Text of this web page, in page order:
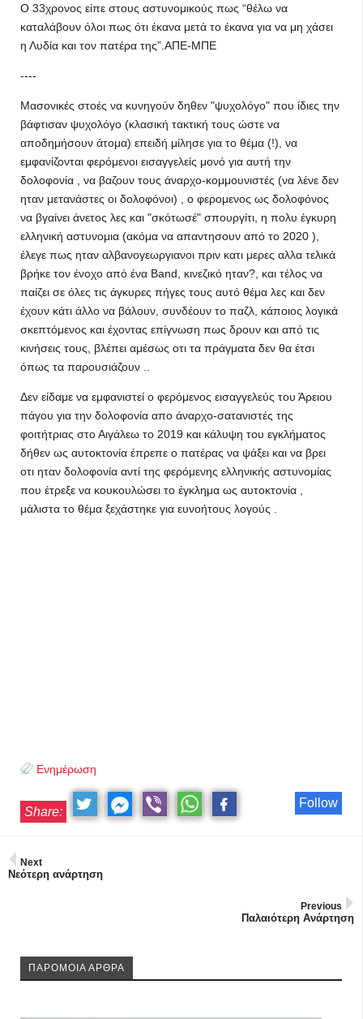
Ο 33χρονος είπε στους αστυνομικούς πως “θέλω να
καταλάβουν όλοι πως ότι έκανα μετά το έκανα για να μη χάσει
η Λυδία και τον πατέρα της”.ΑΠΕ-ΜΠΕ
----
Μασονικές στοές να κυνηγούν δηθεν "ψυχολόγο" που ίδιες την
βάφτισαν ψυχολόγο (κλασική τακτική τους ώστε να
αποδημήσουν άτομα) επειδή μίλησε για το θέμα (!), να
εμφανίζονται φερόμενοι εισαγγελείς μονό για αυτή την
δολοφονία , να βαζουν τους άναρχο-κομμουνιστές (να λένε δεν
ηταν μετανάστες οι δολοφόνοι) , ο φερομενος ως δολοφόνος
να βγαίνει άνετος λες και "σκότωσέ" σπουργίτι, η πολυ έγκυρη
ελληνική αστυνομια (ακόμα να απαντησουν από το 2020 ),
έλεγε πως ηταν αλβανογεωργιανοι πριν κατι μερες αλλα τελικά
βρήκε τον ένοχο από ένα Band, κινεζικό ηταν?, και τέλος να
παίζει σε όλες τις άγκυρες πήγες τους αυτό θέμα λες και δεν
έχουν κάτι άλλο να βάλουν, συνδέουν το παζλ, κάποιος λογικά
σκεπτόμενος και έχοντας επίγνωση πως δρουν και από τις
κινήσεις τους, βλέπει αμέσως οτι τα πράγματα δεν θα έτσι
όπως τα παρουσιάζουν ..
Δεν είδαμε να εμφανιστεί ο φερόμενος εισαγγελεύς του Άρειου
πάγου για την δολοφονία απο άναρχο-σατανιστές της
φοιτήτριας στο Αιγάλεω το 2019 και κάλυψη του εγκλήματος
δήθεν ως αυτοκτονία έπρεπε ο πατέρας να ψάξει και να βρει
οτι ηταν δολοφονία αντί της φερόμενης ελληνικής αστυνομίας
που έτρεξε να κουκουλώσει το έγκλημα ως αυτοκτονία ,
μάλιστα το θέμα ξεχάστηκε για ευνοήτους λογούς .
Ενημέρωση
Follow
Share:
Next
Νεότερη ανάρτηση
Previous
Παλαιότερη Ανάρτηση
ΠΑΡΟΜΟΙΑ ΑΡΘΡΑ